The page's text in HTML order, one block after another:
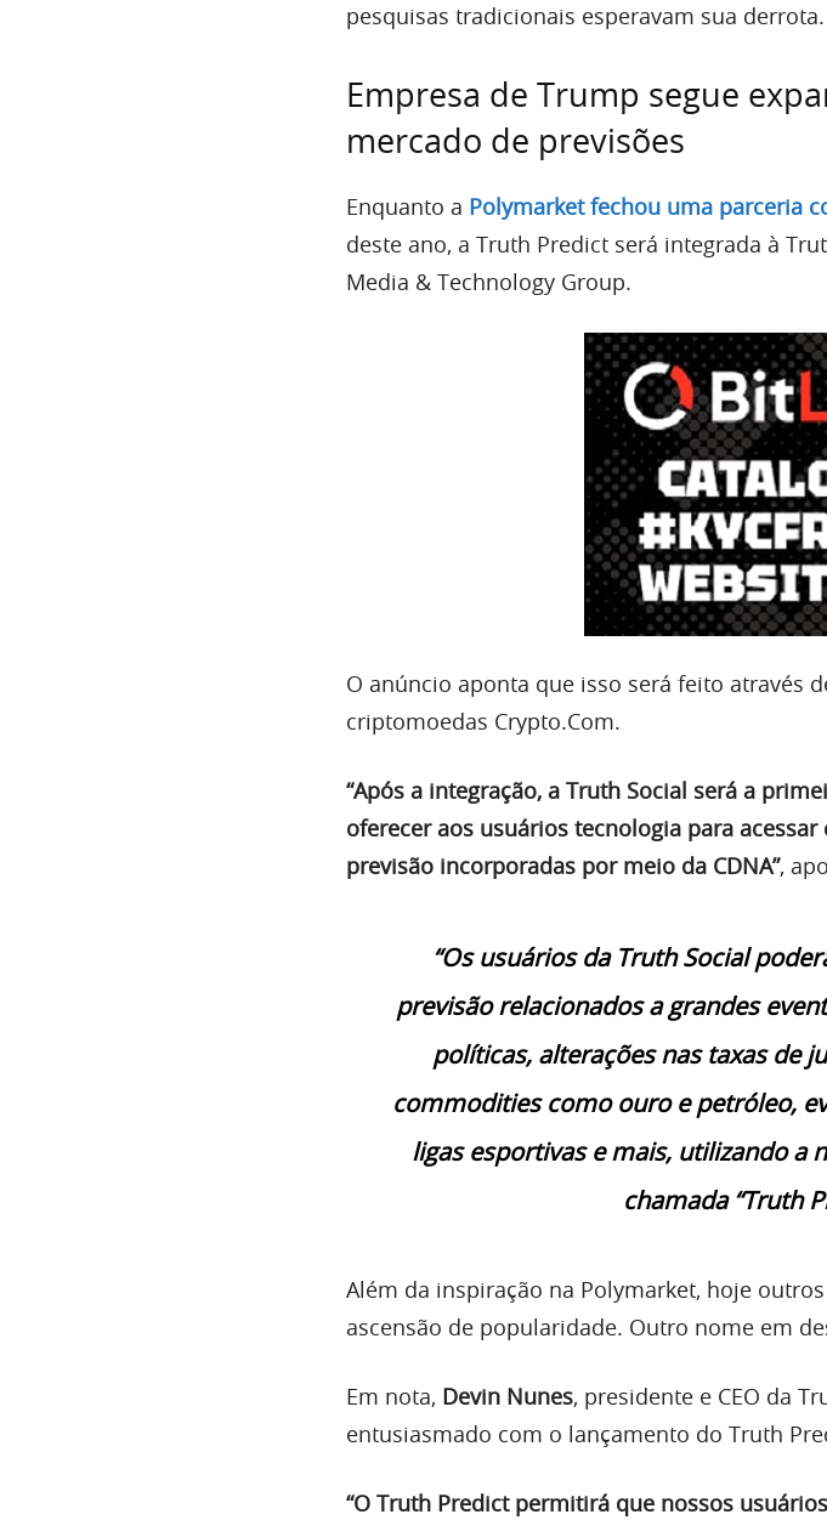
pesquisas tradicionais esperavam sua derrota.
Empresa de Trump segue
mercado de previsões
Enquanto a Polymarket fechou uma parceria
deste ano, a Truth Predict será integrada à
Media & Technology Group.
O anúncio aponta que isso será feito através
criptomoedas Crypto.Com.
“Após a integração, a Truth Social será a
oferecer aos usuários tecnologia para
previsão incorporadas por meio da CDNA”,
“Os usuários da Truth Social
previsão relacionados a grandes
políticas, alterações nas taxas de
commodities como ouro e petróleo,
ligas esportivas e mais, utilizando a
chamada “Truth
Além da inspiração na Polymarket, hoje
ascensão de popularidade. Outro nome em
Em nota, Devin Nunes, presidente e CEO da
entusiasmado com o lançamento do Truth
“O Truth Predict permitirá que nossos